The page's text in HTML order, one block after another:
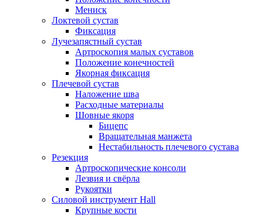
Мениск
Локтевой сустав
Фиксация
Лучезапястный сустав
Артроскопия малых суставов
Положение конечностей
Якорная фиксация
Плечевой сустав
Наложение шва
Расходные материалы
Шовные якоря
Бицепс
Вращательная манжета
Нестабильность плечевого сустава
Резекция
Артроскопические консоли
Лезвия и свёрла
Рукоятки
Силовой инструмент Hall
Крупные кости